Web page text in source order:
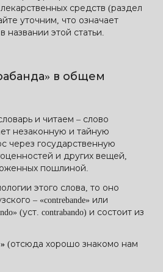
средств (раздел
уточним, что означает
этой статьи.
в общем
и читаем – слово
незаконную и тайную
через государственную
и других вещей,
пошлиной.
этого слова, то оно
– «contrebande» или
(уст. contrabando) и состоит из
(отсюда хорошо знакомо нам